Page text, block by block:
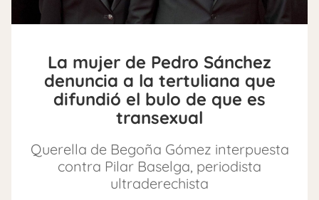
La mujer de Pedro Sánchez
denuncia a la tertuliana que
difundió el bulo de que es
transexual
Querella de Begoña Gómez interpuesta
contra Pilar Baselga, periodista
ultraderechista